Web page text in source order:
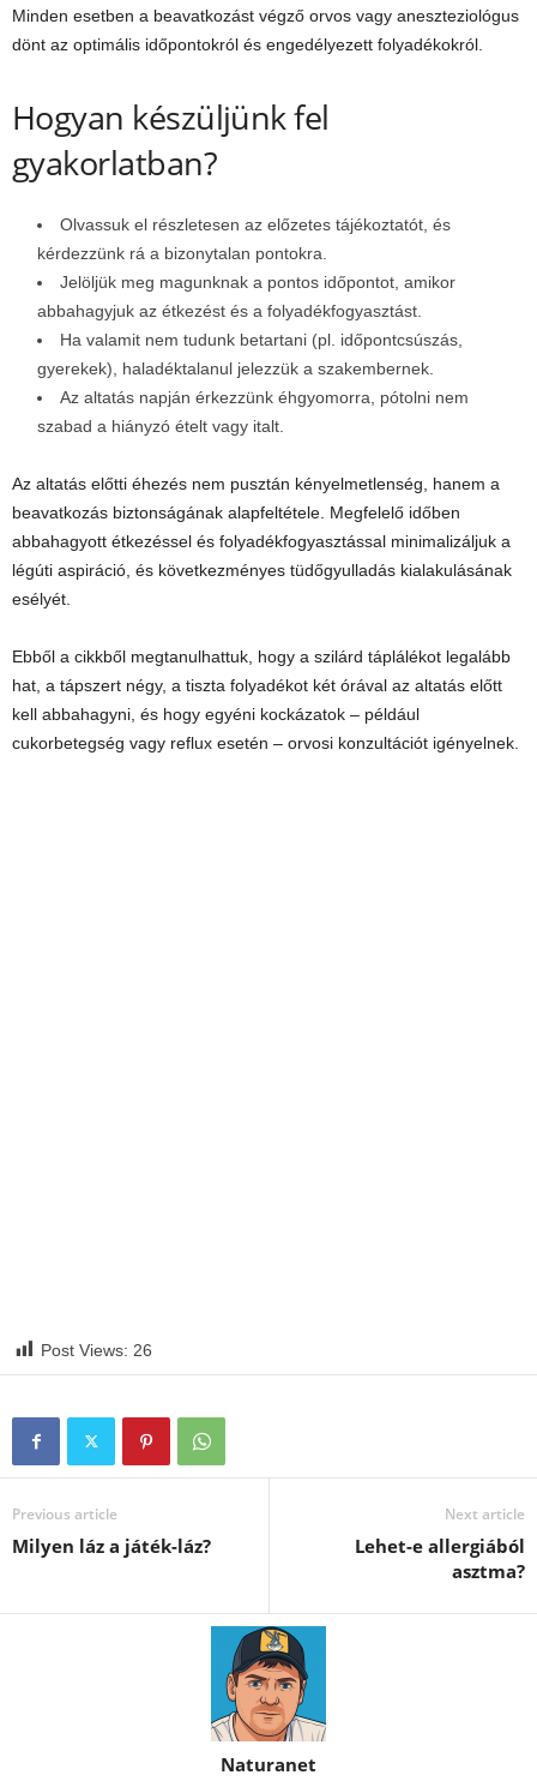
Minden esetben a beavatkozást végző orvos vagy aneszteziológus
dönt az optimális időpontokról és engedélyezett folyadékokról.
Hogyan készüljünk fel
gyakorlatban?
Olvassuk el részletesen az előzetes tájékoztatót, és
kérdezzünk rá a bizonytalan pontokra.
Jelöljük meg magunknak a pontos időpontot, amikor
abbahagyjuk az étkezést és a folyadékfogyasztást.
Ha valamit nem tudunk betartani (pl. időpontcsúszás,
gyerekek), haladéktalanul jelezzük a szakembernek.
Az altatás napján érkezzünk éhgyomorra, pótolni nem
szabad a hiányzó ételt vagy italt.
Az altatás előtti éhezés nem pusztán kényelmetlenség, hanem a
beavatkozás biztonságának alapfeltétele. Megfelelő időben
abbahagyott étkezéssel és folyadékfogyasztással minimalizáljuk a
légúti aspiráció, és következményes tüdőgyulladás kialakulásának
esélyét.
Ebből a cikkből megtanulhattuk, hogy a szilárd táplálékot legalább
hat, a tápszert négy, a tiszta folyadékot két órával az altatás előtt
kell abbahagyni, és hogy egyéni kockázatok – például
cukorbetegség vagy reflux esetén – orvosi konzultációt igényelnek.
Post Views: 26
Previous article
Milyen láz a játék-láz?
Next article
Lehet-e allergiából
asztma?
Naturanet